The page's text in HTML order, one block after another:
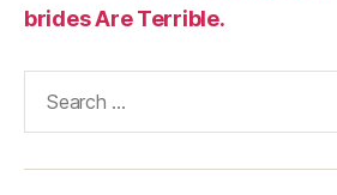
brides Are Terrible.